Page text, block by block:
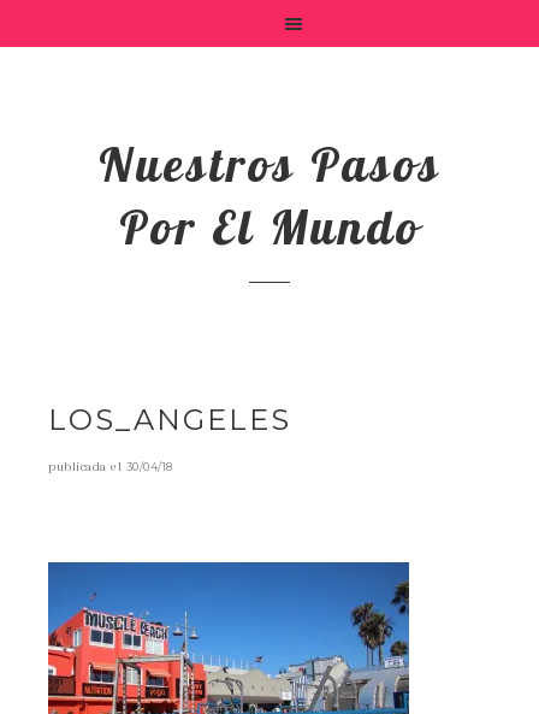
Nuestros Pasos
Por El Mundo
LOS_ANGELES
publicada el 30/04/18